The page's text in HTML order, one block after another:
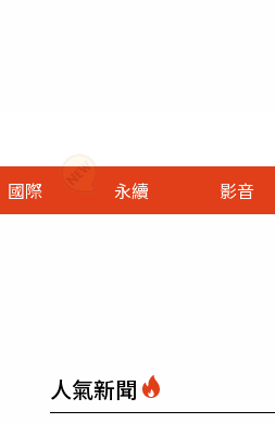
國際 永續 影音
人氣新聞